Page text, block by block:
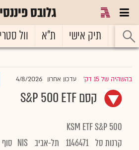
גלובס פיננסי
ראשי תיק אישי ת"א וול
בהשהיה של 15 דק' |עדכון אחרון 4/8/2026
קסם S&P 500 ETF
KSM ETF S&P 500
קרנות סל 1146471 תל-אביב NIS סוף